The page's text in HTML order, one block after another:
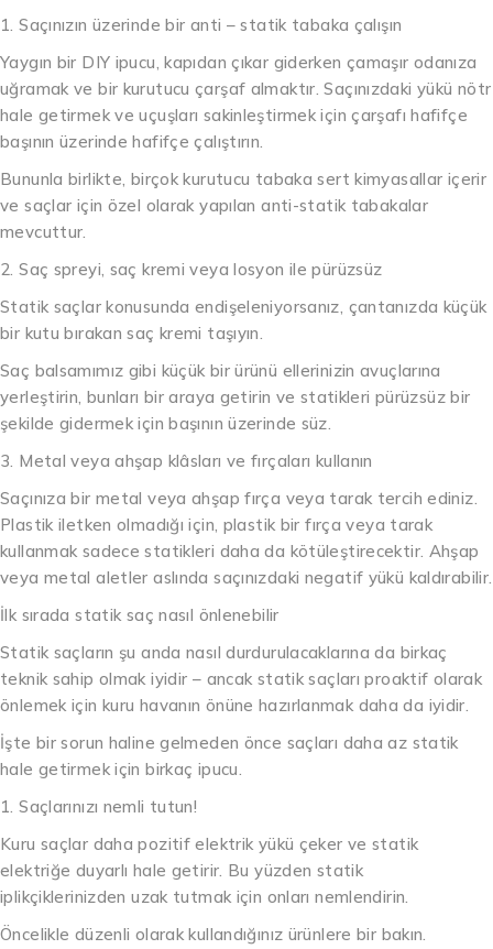
1. Saçınızın üzerinde bir anti – statik tabaka çalışın
Yaygın bir DIY ipucu, kapıdan çıkar giderken çamaşır odanıza
uğramak ve bir kurutucu çarşaf almaktır. Saçınızdaki yükü nötr
hale getirmek ve uçuşları sakinleştirmek için çarşafı hafifçe
başının üzerinde hafifçe çalıştırın.
Bununla birlikte, birçok kurutucu tabaka sert kimyasallar içerir
ve saçlar için özel olarak yapılan anti-statik tabakalar
mevcuttur.
2. Saç spreyi, saç kremi veya losyon ile pürüzsüz
Statik saçlar konusunda endişeleniyorsanız, çantanızda küçük
bir kutu bırakan saç kremi taşıyın.
Saç balsamımız gibi küçük bir ürünü ellerinizin avuçlarına
yerleştirin, bunları bir araya getirin ve statikleri pürüzsüz bir
şekilde gidermek için başının üzerinde süz.
3. Metal veya ahşap klâsları ve fırçaları kullanın
Saçınıza bir metal veya ahşap fırça veya tarak tercih ediniz.
Plastik iletken olmadığı için, plastik bir fırça veya tarak
kullanmak sadece statikleri daha da kötüleştirecektir. Ahşap
veya metal aletler aslında saçınızdaki negatif yükü kaldırabilir.
İlk sırada statik saç nasıl önlenebilir
Statik saçların şu anda nasıl durdurulacaklarına da birkaç
teknik sahip olmak iyidir – ancak statik saçları proaktif olarak
önlemek için kuru havanın önüne hazırlanmak daha da iyidir.
İşte bir sorun haline gelmeden önce saçları daha az statik
hale getirmek için birkaç ipucu.
1. Saçlarınızı nemli tutun!
Kuru saçlar daha pozitif elektrik yükü çeker ve statik
elektriğe duyarlı hale getirir. Bu yüzden statik
iplikçiklerinizden uzak tutmak için onları nemlendirin.
Öncelikle düzenli olarak kullandığınız ürünlere bir bakın.